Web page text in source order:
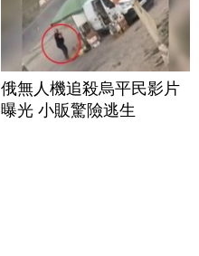
俄無人機追殺烏平民影片
曝光 小販驚險逃生